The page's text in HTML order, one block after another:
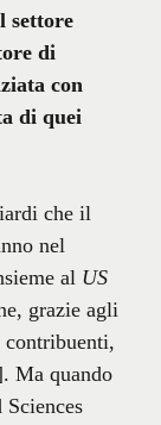
settore
di
con
di quei
che il
nel
al US
grazie agli
. Ma quando